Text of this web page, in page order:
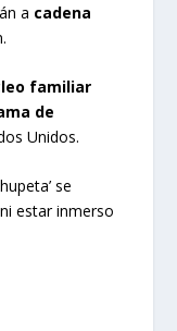
a cadena
familiar
de
Unidos.
se
estar inmerso